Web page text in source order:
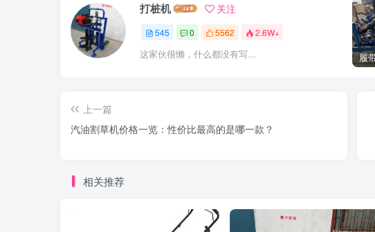
打桩机 关注
545 0 5562 2.6W+
这家伙很懒，什么都没有写...
上一篇
汽油割草机价格一览：性价比最高的是哪一款？
相关推荐